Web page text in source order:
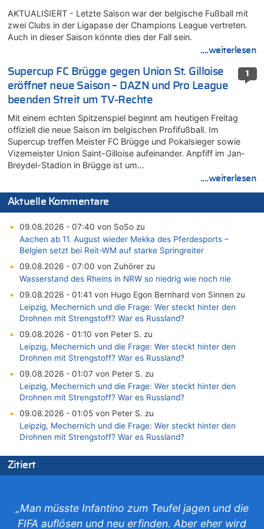
AKTUALISIERT - Letzte Saison war der belgische Fußball mit
zwei Clubs in der Ligapase der Champions League vertreten.
Auch in dieser Saison könnte dies der Fall sein.
....weiterlesen
1
Supercup FC Brügge gegen Union St. Gilloise
eröffnet neue Saison – DAZN und Pro League
beenden Streit um TV-Rechte
Mit einem echten Spitzenspiel beginnt am heutigen Freitag
offiziell die neue Saison im belgischen Profifußball. Im
Supercup treffen Meister FC Brügge und Pokalsieger sowie
Vizemeister Union Saint-Gilloise aufeinander. Anpfiff im Jan-
Breydel-Stadion in Brügge ist um…
....weiterlesen
Aktuelle Kommentare
09.08.2026 - 07:40 von SoSo zu
Aachen ab 11. August wieder Mekka des Pferdesports –
Belgien setzt bei Reit-WM auf starke Springreiter
09.08.2026 - 07:00 von Zuhörer zu
Wasserstand des Rheins in NRW so niedrig wie noch nie
09.08.2026 - 01:41 von Hugo Egon Bernhard von Sinnen zu
Leipzig, Mechernich und die Frage: Wer steckt hinter den
Drohnen mit Strengstoff? War es Russland?
09.08.2026 - 01:10 von Peter S. zu
Leipzig, Mechernich und die Frage: Wer steckt hinter den
Drohnen mit Strengstoff? War es Russland?
09.08.2026 - 01:07 von Peter S. zu
Leipzig, Mechernich und die Frage: Wer steckt hinter den
Drohnen mit Strengstoff? War es Russland?
09.08.2026 - 01:05 von Peter S. zu
Leipzig, Mechernich und die Frage: Wer steckt hinter den
Drohnen mit Strengstoff? War es Russland?
Zweite Hitzewelle in diesem Sommer ist jetzt amtlich
08.08.2026 - 22:39 von Hugo Egon Bernhard von Sinnen zu
Politischer Eklat bei der Gedenkfeier in Marcinelle – Meloni:
Zitiert
„Man müsste Infantino zum Teufel jagen und die
FIFA auflösen und neu erfinden. Aber eher wird